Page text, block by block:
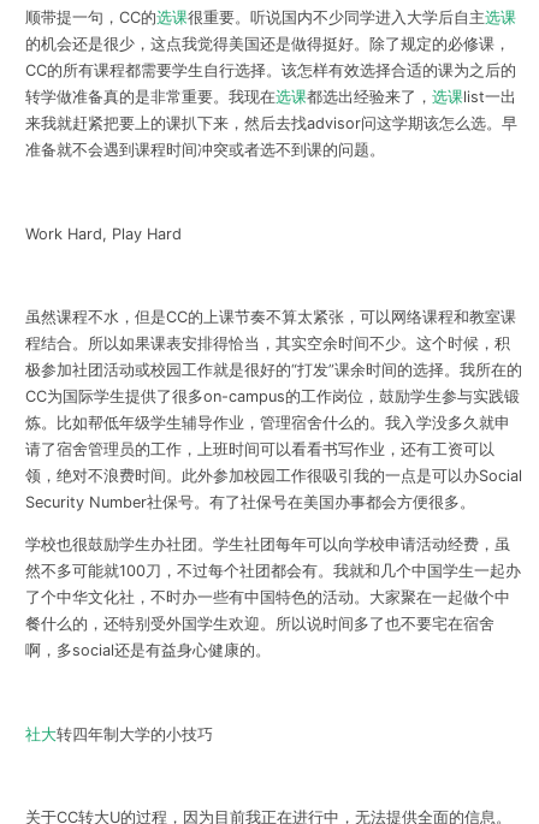
顺带提一句，CC的选课很重要。听说国内不少同学进入大学后自主选课
的机会还是很少，这点我觉得美国还是做得挺好。除了规定的必修课，
CC的所有课程都需要学生自行选择。该怎样有效选择合适的课为之后的
转学做准备真的是非常重要。我现在选课都选出经验来了， 选课list一出
来我就赶紧把要上的课扒下来，然后去找advisor问这学期该怎么选。早
准备就不会遇到课程时间冲突或者选不到课的问题。
Work Hard, Play Hard
虽然课程不水，但是CC的上课节奏不算太紧张，可以网络课程和教室课
程结合。所以如果课表安排得恰当，其实空余时间不少。这个时候，积
极参加社团活动或校园工作就是很好的“打发”课余时间的选择。我所在的
CC为国际学生提供了很多on-campus的工作岗位，鼓励学生参与实践锻
炼。比如帮低年级学生辅导作业，管理宿舍什么的。我入学没多久就申
请了宿舍管理员的工作，上班时间可以看看书写作业，还有工资可以
领，绝对不浪费时间。此外参加校园工作很吸引我的一点是可以办Social
Security Number社保号。有了社保号在美国办事都会方便很多。
学校也很鼓励学生办社团。学生社团每年可以向学校申请活动经费，虽
然不多可能就100刀，不过每个社团都会有。我就和几个中国学生一起办
了个中华文化社，不时办一些有中国特色的活动。大家聚在一起做个中
餐什么的，还特别受外国学生欢迎。所以说时间多了也不要宅在宿舍
啊，多social还是有益身心健康的。
社大转四年制大学的小技巧
关于CC转大U的过程，因为目前我正在进行中，无法提供全面的信息。